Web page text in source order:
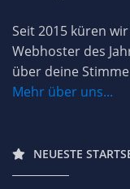
Seit 2015 küren
Webhoster des
über deine
Mehr über uns...
NEUESTE